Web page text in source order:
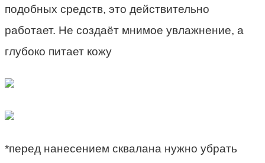
подобных средств, это действительно
работает. Не создаёт мнимое увлажнение, а
глубоко питает кожу
*перед нанесением сквалана нужно убрать